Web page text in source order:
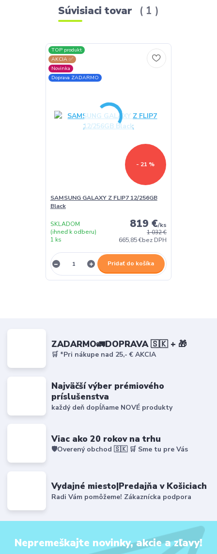
Súvisiaci tovar 1
TOP produkt
AKCIA ✅
Novinka
Doprava ZADARMO
- 21 %
SAMSUNG GALAXY Z FLIP7 12/256GB
Black
1 032 €
819 €/ks
665,85 €bez DPH
SKLADOM
(ihneď k odberu)
1 ks
Pridať do košíka
ZADARMO🚛DOPRAVA 🇸🇰 + 🎁
🛒 *Pri nákupe nad 25,- € AKCIA
Najväčší výber prémiového
príslušenstva
každý deň dopĺňame NOVÉ produkty
Viac ako 20 rokov na trhu
🛡️Overený obchod 🇸🇰 🛒 Sme tu pre Vás
Vydajné miesto|Predajňa v Košiciach
Radi Vám pomôžeme! Zákaznícka podpora
Nepremeškajte novinky, akcie a zľavy!